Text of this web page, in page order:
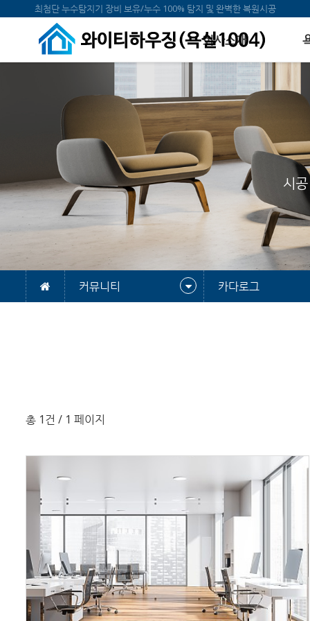
최첨단 누수탐지기 장비 보유/누수 100% 탐지 및 완벽한 복원시공
회사소개
시
커뮤니티 카다로그
총 1건 / 1 페이지